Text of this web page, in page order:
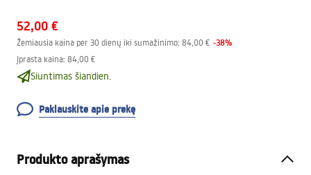
52,00 €
Žemiausia kaina per 30 dienų iki sumažinimo: 84,00 € -38%
Įprasta kaina: 84,00 €
Siuntimas šiandien.
Paklauskite apie prekę
Produkto aprašymas